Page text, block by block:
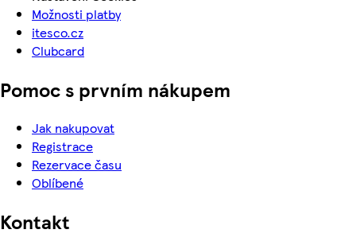
Možnosti platby
itesco.cz
Clubcard
Pomoc s prvním nákupem
Jak nakupovat
Registrace
Rezervace času
Oblíbené
Kontakt